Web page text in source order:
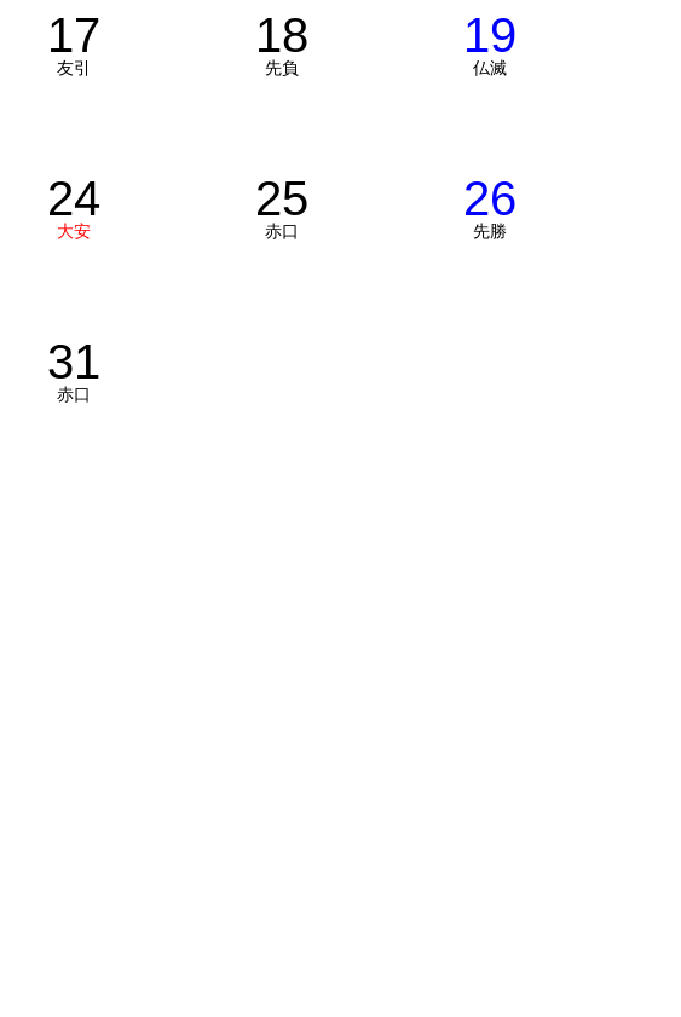
17
友引
18
先負
19
仏滅
24
大安
25
赤口
26
先勝
31
赤口